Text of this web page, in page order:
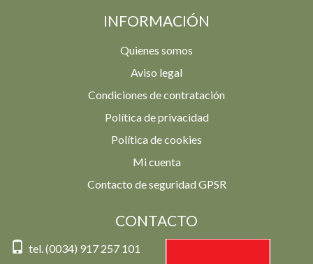
INFORMACIÓN
Quienes somos
Aviso legal
Condiciones de contratación
Política de privacidad
Política de cookies
Mi cuenta
Contacto de seguridad GPSR
CONTACTO
tel. (0034) 917 257 101